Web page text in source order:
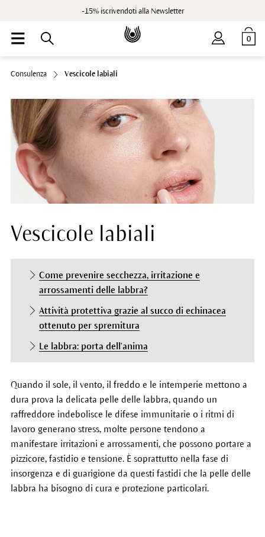
-15% iscrivendoti alla Newsletter
0
Consulenza Vescicole labiali
Vescicole labiali
Come prevenire secchezza, irritazione e
arrossamenti delle labbra?
Attività protettiva grazie al succo di echinacea
ottenuto per spremitura
Le labbra: porta dell'anima
Quando il sole, il vento, il freddo e le intemperie mettono a
dura prova la delicata pelle delle labbra, quando un
raffreddore indebolisce le difese immunitarie o i ritmi di
lavoro generano stress, molte persone tendono a
manifestare irritazioni e arrossamenti, che possono portare a
pizzicore, fastidio e tensione. È soprattutto nella fase di
insorgenza e di guarigione da questi fastidi che la pelle delle
labbra ha bisogno di cura e protezione particolari.